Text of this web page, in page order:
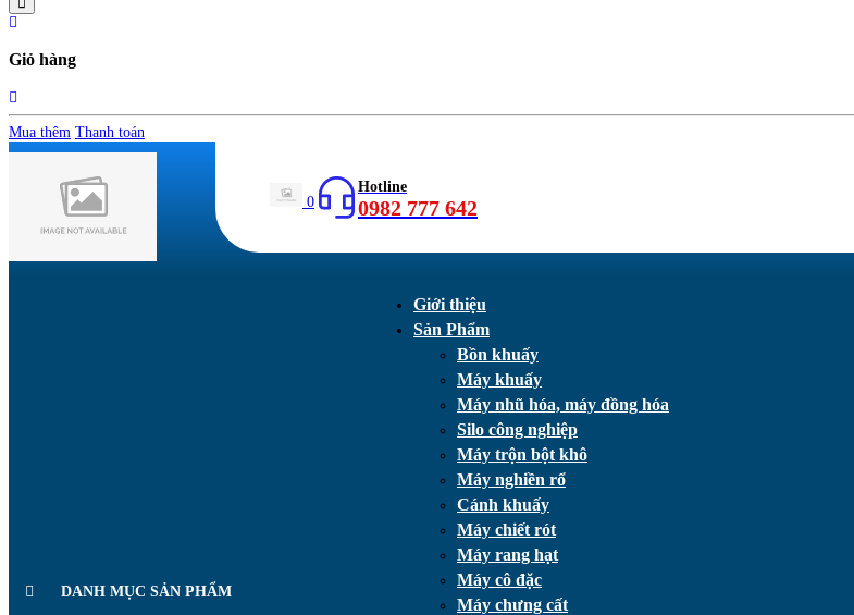
Giỏ hàng
Mua thêm Thanh toán
0
Hotline
0982 777 642
DANH MỤC SẢN PHẨM
Giới thiệu
Sản Phẩm
Bồn khuấy
Máy khuấy
Máy nhũ hóa, máy đồng hóa
Silo công nghiệp
Máy trộn bột khô
Máy nghiền rổ
Cánh khuấy
Máy chiết rót
Máy rang hạt
Máy cô đặc
Máy chưng cất